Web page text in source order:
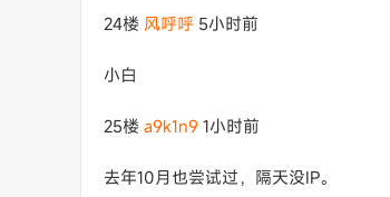
24楼 风呼呼 5小时前
小白
25楼 a9k1n9 1小时前
去年10月也尝试过，隔天没IP。